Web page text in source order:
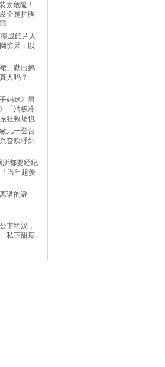
太危险！
全是护胸
成纸片人
惊呆：以
」勒出蚂
人吗？
妈咪》男
「消极冷
狂救场也
儿一登台
奋欢呼到
所都要经纪
当年超羡
谱的谣
卞约汉，
私下甜度